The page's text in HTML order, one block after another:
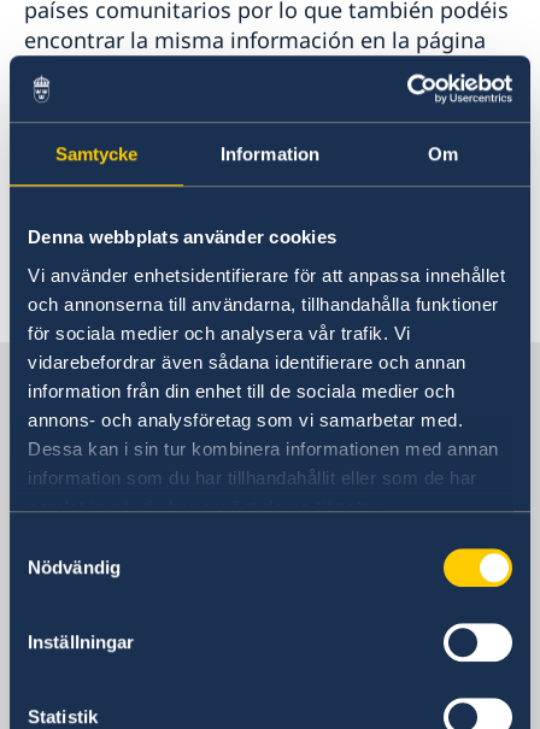
Samtycke Information Om
Denna webbplats använder cookies
Vi använder enhetsidentifierare för att anpassa innehållet
och annonserna till användarna, tillhandahålla funktioner
för sociala medier och analysera vår trafik. Vi
vidarebefordrar även sådana identifierare och annan
information från din enhet till de sociala medier och
annons- och analysföretag som vi samarbetar med.
Dessa kan i sin tur kombinera informationen med annan
information som du har tillhandahållit eller som de har
samlat in när du har använt deras tjänster.
Nödvändig
Inställningar
Statistik
países comunitarios por lo que también podéis
encontrar la misma información en la página
web del
Ministerio de Agricultura de España.
relacionada con la normativa de entrada,
competente.
Última actualización 30 mar 2022, 16.51
Suecia en España
Embajada
Visiting address
28010 Madrid
Calle Caracas 25